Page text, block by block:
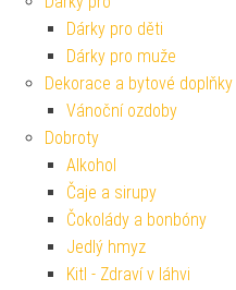
Dárky pro děti
Dárky pro muže
Dekorace a bytové doplňky
Vánoční ozdoby
Dobroty
Alkohol
Čaje a sirupy
Čokolády a bonbóny
Jedlý hmyz
Kitl - Zdraví v láhvi